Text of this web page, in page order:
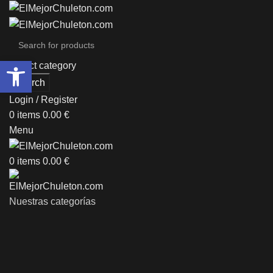
Select category
Search
Login / Register
0 items 0.00 €
Menu
0 items 0.00 €
Nuestras categorías
Abrir barra de herramientas